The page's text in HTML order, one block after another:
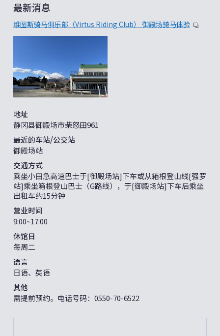
最新消息
维图斯骑马俱乐部（Virtus Riding Club） 御殿场骑马体验
地址
静冈县御殿场市柴怒田961
最近的车站/公交站
御殿场站
交通方式
乘坐小田急高速巴士于[御殿场站]下车或从箱根登山线[强罗
站]乘坐箱根登山巴士（G路线），于[御殿场站]下车后乘坐
出租车约15分钟
营业时间
9:00~17:00
休馆日
每周二
语言
日语、英语
其他
需提前预约。电话号码：0550-70-6522